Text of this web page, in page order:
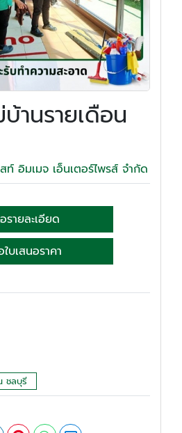
านรายเดือน
ท์ อิมเมจ เอ็นเตอร์ไพรส์ จำกัด
รายละเอียด
ใบเสนอราคา
ชลบุรี